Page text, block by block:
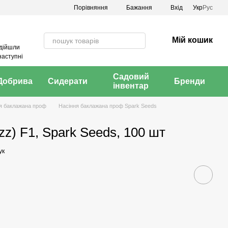
Порівняння Бажання Вхід УкрРус
Мій кошик
Сидерати
Садовий
інвентар
Бренди
баклажана проф Насіння баклажана проф Spark Seeds
F1, Spark Seeds, 100 шт